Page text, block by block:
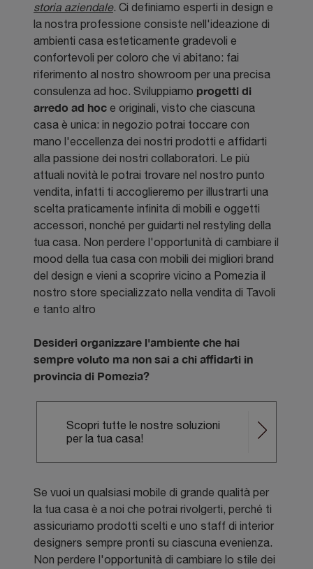
storia aziendale. Ci definiamo esperti in design e
la nostra professione consiste nell'ideazione di
ambienti casa esteticamente gradevoli e
confortevoli per coloro che vi abitano: fai
riferimento al nostro showroom per una precisa
consulenza ad hoc. Sviluppiamo progetti di
arredo ad hoc e originali, visto che ciascuna
casa è unica: in negozio potrai toccare con
mano l'eccellenza dei nostri prodotti e affidarti
alla passione dei nostri collaboratori. Le più
attuali novità le potrai trovare nel nostro punto
vendita, infatti ti accoglieremo per illustrarti una
scelta praticamente infinita di mobili e oggetti
accessori, nonché per guidarti nel restyling della
tua casa. Non perdere l'opportunità di cambiare il
mood della tua casa con mobili dei migliori brand
del design e vieni a scoprire vicino a Pomezia il
nostro store specializzato nella vendita di Tavoli
e tanto altro
Desideri organizzare l'ambiente che hai
sempre voluto ma non sai a chi affidarti in
provincia di Pomezia?
Scopri tutte le nostre soluzioni
per la tua casa!
Se vuoi un qualsiasi mobile di grande qualità per
la tua casa è a noi che potrai rivolgerti, perché ti
assicuriamo prodotti scelti e uno staff di interior
designers sempre pronti su ciascuna evenienza.
Non perdere l'opportunità di cambiare lo stile dei